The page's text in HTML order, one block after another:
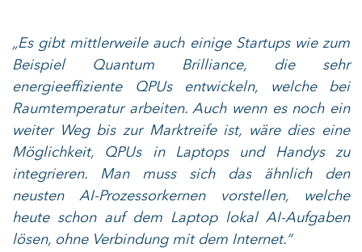
„Es gibt mittlerweile auch einige Startups wie zum
Beispiel Quantum Brilliance, die sehr
energieeffiziente QPUs entwickeln, welche bei
Raumtemperatur arbeiten. Auch wenn es noch ein
weiter Weg bis zur Marktreife ist, wäre dies eine
Möglichkeit, QPUs in Laptops und Handys zu
integrieren. Man muss sich das ähnlich den
neusten AI-Prozessorkernen vorstellen, welche
heute schon auf dem Laptop lokal AI-Aufgaben
lösen, ohne Verbindung mit dem Internet.“